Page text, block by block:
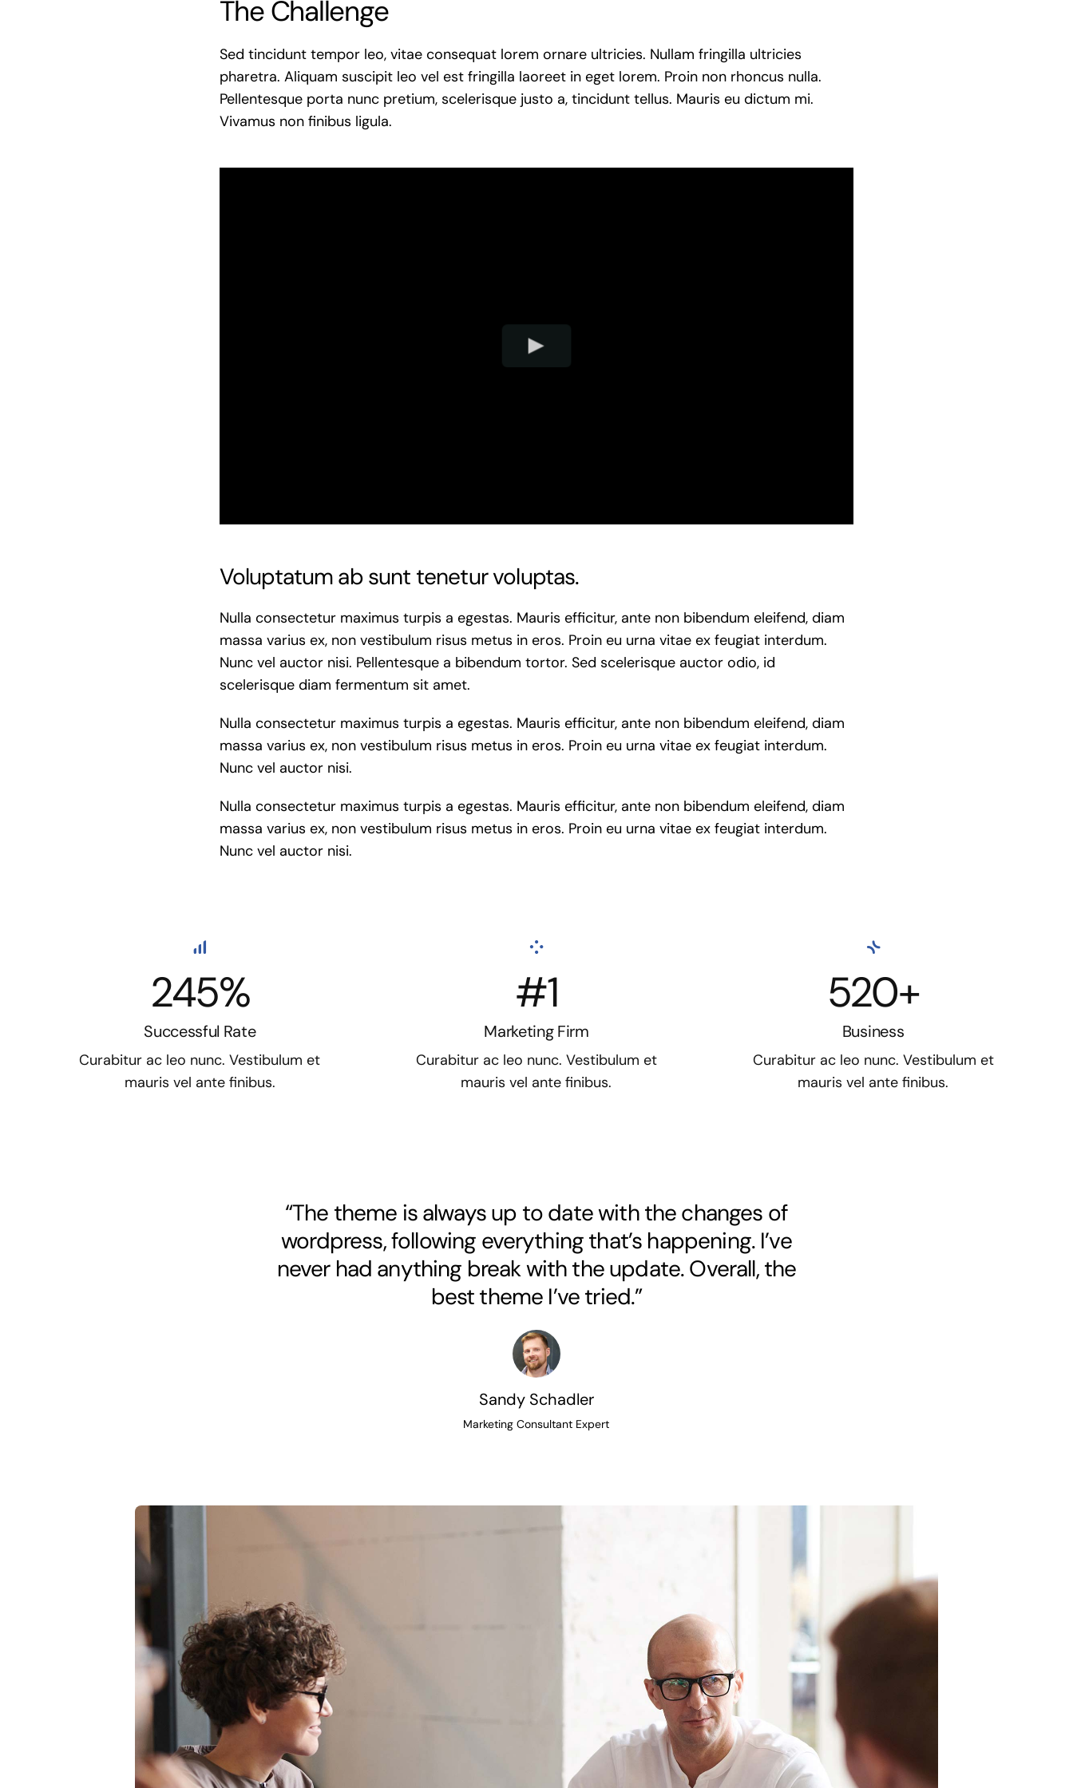
The Challenge
Sed tincidunt tempor leo, vitae consequat lorem ornare ultricies. Nullam fringilla ultricies
pharetra. Aliquam suscipit leo vel est fringilla laoreet in eget lorem. Proin non rhoncus nulla.
Pellentesque porta nunc pretium, scelerisque justo a, tincidunt tellus. Mauris eu dictum mi.
Vivamus non finibus ligula.
Voluptatum ab sunt tenetur voluptas.
Nulla consectetur maximus turpis a egestas. Mauris efficitur, ante non bibendum eleifend, diam
massa varius ex, non vestibulum risus metus in eros. Proin eu urna vitae ex feugiat interdum.
Nunc vel auctor nisi. Pellentesque a bibendum tortor. Sed scelerisque auctor odio, id
scelerisque diam fermentum sit amet.
Nulla consectetur maximus turpis a egestas. Mauris efficitur, ante non bibendum eleifend, diam
massa varius ex, non vestibulum risus metus in eros. Proin eu urna vitae ex feugiat interdum.
Nunc vel auctor nisi.
Nulla consectetur maximus turpis a egestas. Mauris efficitur, ante non bibendum eleifend, diam
massa varius ex, non vestibulum risus metus in eros. Proin eu urna vitae ex feugiat interdum.
Nunc vel auctor nisi.
245%
Successful Rate
Curabitur ac leo nunc. Vestibulum et
mauris vel ante finibus.
#1
Marketing Firm
Curabitur ac leo nunc. Vestibulum et
mauris vel ante finibus.
520+
Business
Curabitur ac leo nunc. Vestibulum et
mauris vel ante finibus.
“The theme is always up to date with the changes of
wordpress, following everything that’s happening. I’ve
never had anything break with the update. Overall, the
best theme I’ve tried.”
Sandy Schadler
Marketing Consultant Expert